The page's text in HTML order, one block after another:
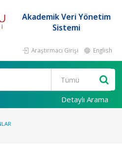
Akademik Veri Yönetim
Sistemi
Araştırmacı Girişi English
Detaylı Arama